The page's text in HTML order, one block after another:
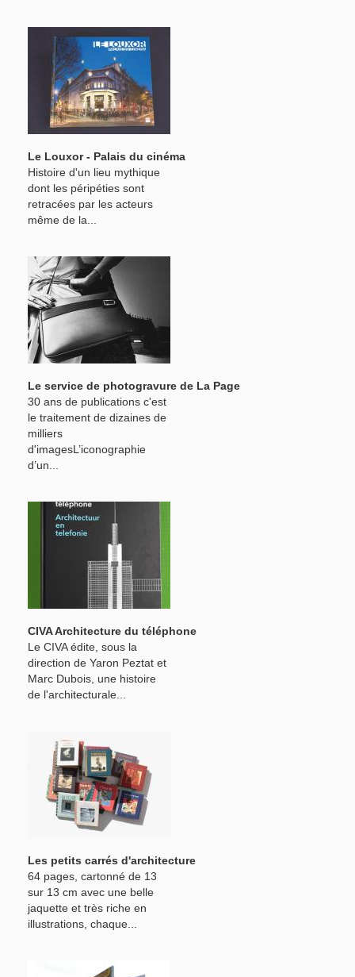
Le Louxor - Palais du cinéma
Histoire d'un lieu mythique
dont les péripéties sont
retracées par les acteurs
même de la...
Le service de photogravure de La Page
30 ans de publications c'est
le traitement de dizaines de
milliers
d'imagesL’iconographie
d’un...
CIVA Architecture du téléphone
Le CIVA édite, sous la
direction de Yaron Peztat et
Marc Dubois, une histoire
de l'architecturale...
Les petits carrés d'architecture
64 pages, cartonné de 13
sur 13 cm avec une belle
jaquette et très riche en
illustrations, chaque...